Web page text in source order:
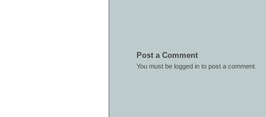
Post a Comment
You must be logged in to post a comment.